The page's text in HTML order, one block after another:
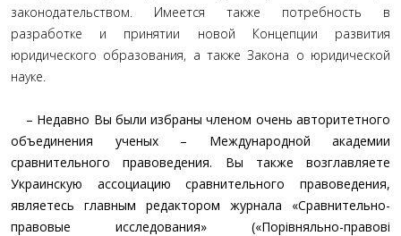
законодательством. Имеется также потребность в
разработке и принятии новой Концепции развития
юридического образования, а также Закона о юридической
науке.
– Недавно Вы были избраны членом очень авторитетного
объединения ученых – Международной академии
сравнительного правоведения. Вы также возглавляете
Украинскую ассоциацию сравнительного правоведения,
являетесь главным редактором журнала «Сравнительно-
правовые исследования» («Порівняльно-правові